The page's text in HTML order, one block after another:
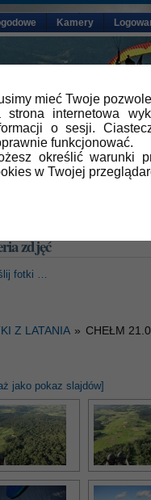
mieć Twoje
strona internetowa
o sesji.
funkcjonować.
określić warunki
w Twojej
Kamery
zdjęć
fotki …
Z LATANIA » CHEŁM
jako pokaz slajdów]